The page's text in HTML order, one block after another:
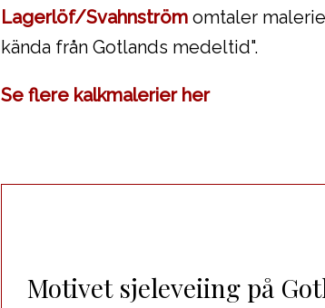
Lagerlöf/Svahnström omtaler
kända från Gotlands medeltid".
Se flere kalkmalerier her
Motivet sjeleveiing på